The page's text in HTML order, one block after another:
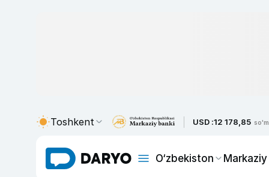
Toshkent USD :12 178,85 so'm
O‘zbekiston